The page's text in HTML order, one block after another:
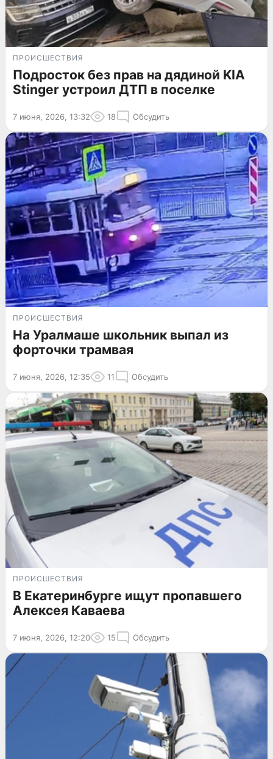
ПРОИСШЕСТВИЯ
Подросток без прав на дядиной KIA
Stinger устроил ДТП в поселке
7 июня, 2026, 13:32 18 Обсудить
ПРОИСШЕСТВИЯ
На Уралмаше школьник выпал из
форточки трамвая
7 июня, 2026, 12:35 11 Обсудить
ПРОИСШЕСТВИЯ
В Екатеринбурге ищут пропавшего
Алексея Каваева
7 июня, 2026, 12:20 15 Обсудить